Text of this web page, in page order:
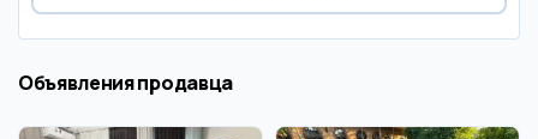
Объявления продавца